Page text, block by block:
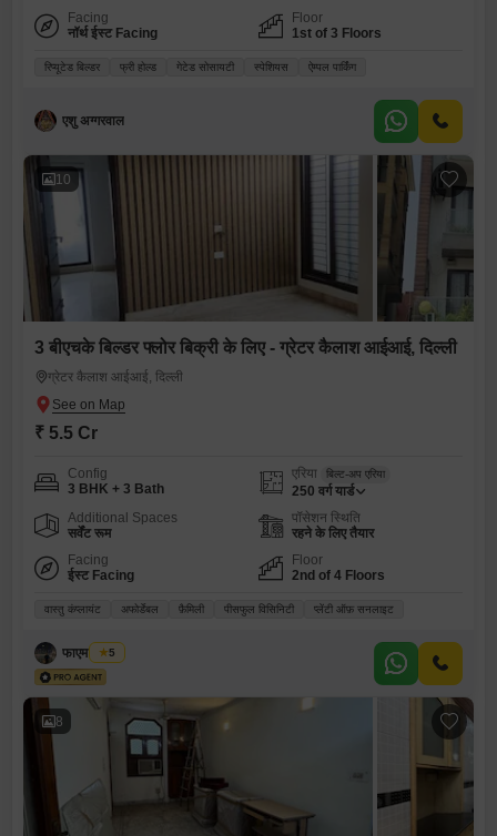
Facing
नॉर्थ ईस्ट Facing
Floor
1st of 3 Floors
रिप्यूटेड बिल्डर फ्री होल्ड गेटेड सोसायटी स्पेशियस ऐम्पल पार्किंग
एशु अग्गरवाल
10
3 बीएचके बिल्डर फ्लोर बिक्री के लिए - ग्रेटर कैलाश आईआई, दिल्ली
ग्रेटर कैलाश आईआई, दिल्ली
₹ 5.5 Cr
Config
3 BHK + 3 Bath
एरिया बिल्ट-अप एरिया
250 वर्ग यार्ड
Additional Spaces
सर्वेंट रूम
पॉसेशन स्थिति
रहने के लिए तैयार
Facing
ईस्ट Facing
Floor
2nd of 4 Floors
वास्तु कंप्लायंट अफोर्डेबल फ़ैमिली पीसफुल विसिनिटी प्लेंटी ऑफ़ सनलाइट
फाएम सिद्दीकी
5
8